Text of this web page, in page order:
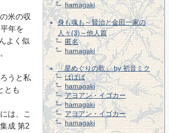
米の収
年を
よく似
うと私
とも
は、こ
成 第2
hamagaki
身も魂も～賢治と金田一家の
人々(3)～他人篇
匿名
hamagaki
「星めぐりの歌」 by 初音ミク
ばばば
hamagaki
アヨアン・イゴカー
hamagaki
アヨアン・イゴカー
hamagaki